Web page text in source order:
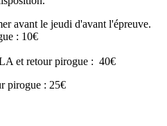
avant le jeudi d'avant l'épreuve.
10€
et retour pirogue : 40€
pirogue : 25€